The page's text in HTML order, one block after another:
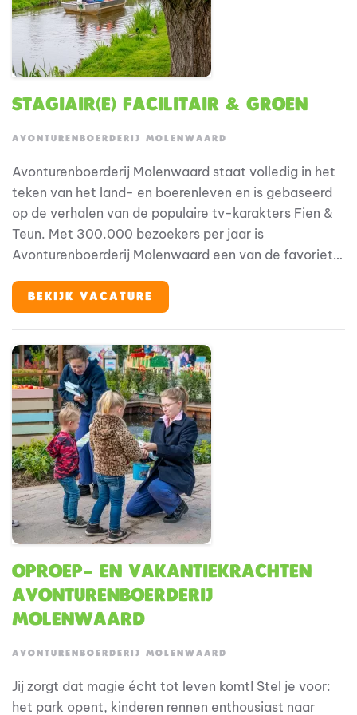
Stagiair(e) Facilitair & Groen
AVONTURENBOERDERIJ MOLENWAARD
Avonturenboerderij Molenwaard staat volledig in het
teken van het land- en boerenleven en is gebaseerd
op de verhalen van de populaire tv-karakters Fien &
Teun. Met 300.000 bezoekers per jaar is
Avonturenboerderij Molenwaard een van de favoriete
BEKIJK VACATURE
Oproep- en vakantiekrachten
Avonturenboerderij
Molenwaard
AVONTURENBOERDERIJ MOLENWAARD
Jij zorgt dat magie écht tot leven komt! Stel je voor:
het park opent, kinderen rennen enthousiast naar